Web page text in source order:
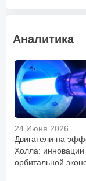
Аналитика
24 Июня 2026
Двигатели на
Холла: инновации
орбитальной